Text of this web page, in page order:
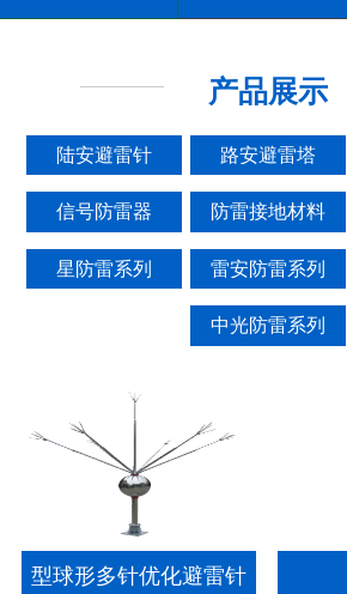
产品展示
陆安避雷针 路安避雷塔
信号防雷器 防雷接地材料
星防雷系列 雷安防雷系列
中光防雷系列
型球形多针优化避雷针